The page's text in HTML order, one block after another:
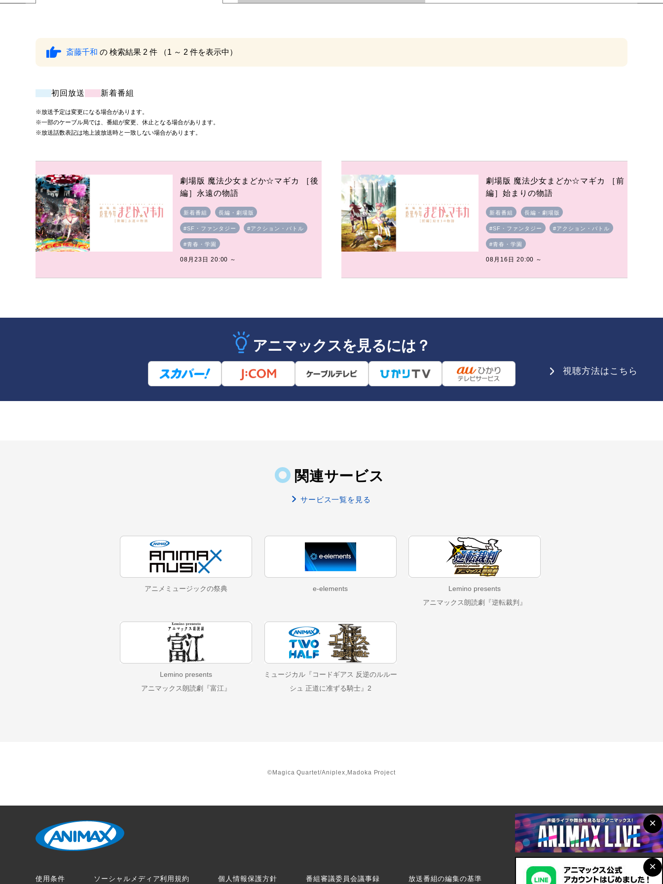
斎藤千和 の 検索結果 2 件 （1 ～ 2 件を表示中）
初回放送 新着番組
※放送予定は変更になる場合があります。
※一部のケーブル局では、番組が変更、休止となる場合があります。
※放送話数表記は地上波放送時と一致しない場合があります。
劇場版 魔法少女まどか☆マギカ ［後
編］永遠の物語
新着番組 長編・劇場版
#SF・ファンタジー #アクション・バトル
#青春・学園
08月23日 20:00 ～
劇場版 魔法少女まどか☆マギカ ［前
編］始まりの物語
新着番組 長編・劇場版
#SF・ファンタジー #アクション・バトル
#青春・学園
08月16日 20:00 ～
アニマックスを見るには？
視聴方法はこちら
×
×
関連サービス
サービス一覧を見る
アニメミュージックの祭典 e-elements
Lemino presents
アニマックス朗読劇『逆転裁判』
Lemino presents
アニマックス朗読劇『富江』
ミュージカル『コードギアス 反逆のルルー
シュ 正道に准ずる騎士』2
©Magica Quartet/Aniplex,Madoka Project
使用条件 ソーシャルメディア利用規約 個人情報保護方針 番組審議委員会議事録 放送番組の編集の基準